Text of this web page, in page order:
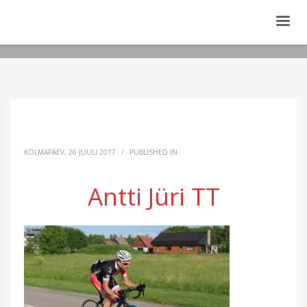
KOLMAPÄEV, 26 JUULI 2017 / PUBLISHED IN
Antti Jüri TT